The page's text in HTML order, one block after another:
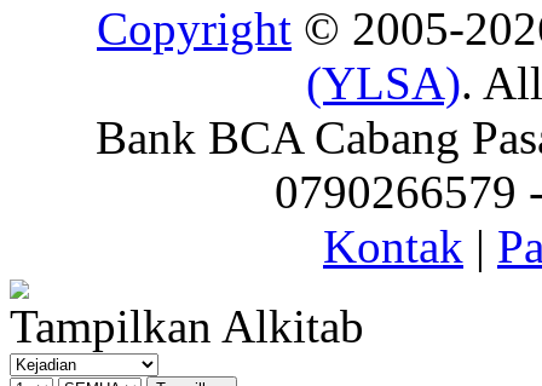
Copyright © 2005-
(YLSA).
Bank BCA Cabang
0790266579
Kontak |
Tampilkan Alkitab